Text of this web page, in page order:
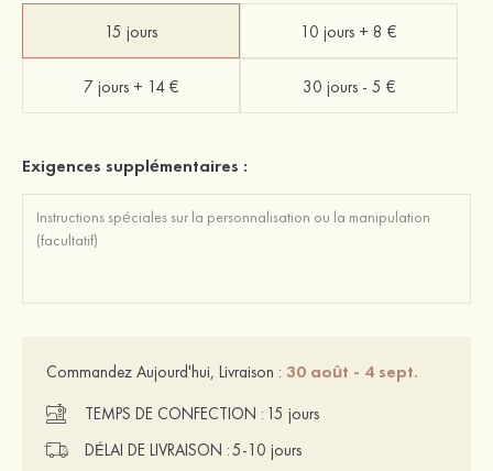
15 jours 10 jours + 8 €
7 jours + 14 € 30 jours - 5 €
Exigences supplémentaires :
Commandez Aujourd'hui, Livraison : 30 août - 4 sept.
TEMPS DE CONFECTION : 15 jours
DÉLAI DE LIVRAISON :5-10 jours